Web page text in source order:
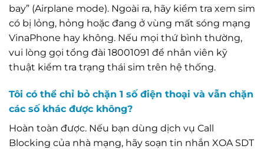
bay” (Airplane mode). Ngoài ra, hãy kiểm tra xem sim
có bị lỏng, hỏng hoặc đang ở vùng mất sóng mạng
VinaPhone hay không. Nếu mọi thứ bình thường,
vui lòng gọi tổng đài 18001091 để nhân viên kỹ
thuật kiểm tra trạng thái sim trên hệ thống.
Tôi có thể chỉ bỏ chặn 1 số điện thoại và vẫn chặn
các số khác được không?
Hoàn toàn được. Nếu bạn dùng dịch vụ Call
Blocking của nhà mạng, hãy soạn tin nhắn XOA SDT